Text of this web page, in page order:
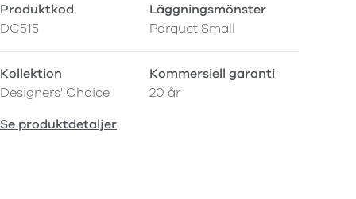
Produktkod
DC515
Läggningsmönster
Parquet Small
Kollektion
Designers' Choice
Kommersiell garanti
20 år
Se produktdetaljer